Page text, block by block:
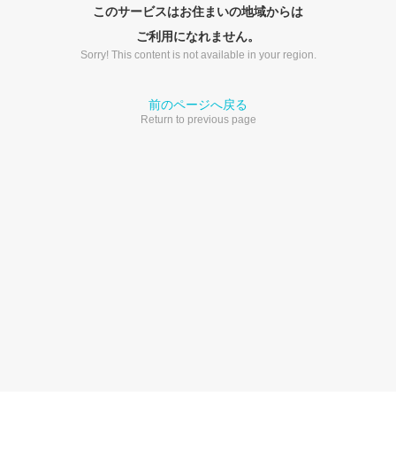
このサービスはお住まいの地域からは
ご利用になれません。
Sorry! This content is not available in your region.
前のページへ戻る
Return to previous page